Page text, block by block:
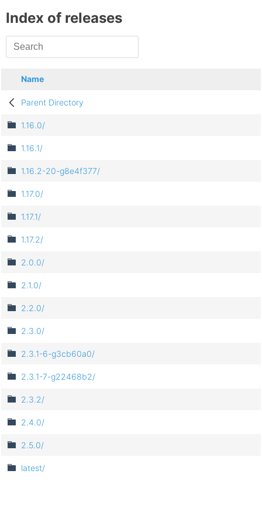
Index of releases
Name
Parent Directory
1.16.0/
1.16.1/
1.16.2-20-g8e4f377/
1.17.0/
1.17.1/
1.17.2/
2.0.0/
2.1.0/
2.2.0/
2.3.0/
2.3.1-6-g3cb60a0/
2.3.1-7-g22468b2/
2.3.2/
2.4.0/
2.5.0/
latest/